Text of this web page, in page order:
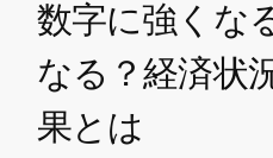
数字に強くな
なる？経済状
果とは